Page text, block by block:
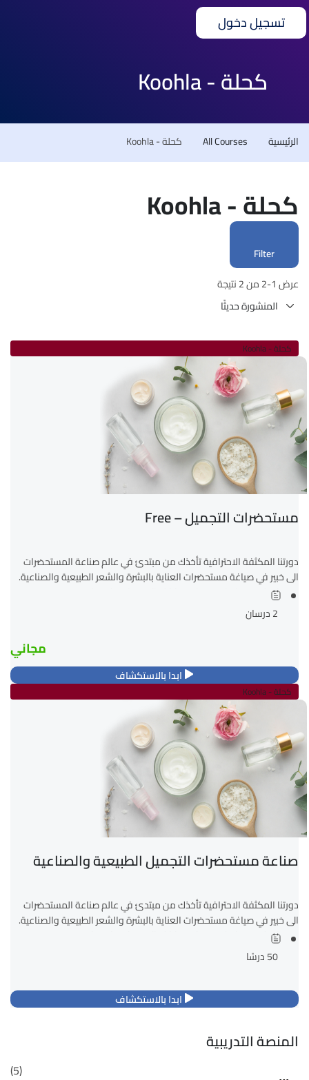
تسجيل دخول
كحلة - Koohla
الرئيسية All Courses كحلة - Koohla
كحلة - Koohla
Filter
عرض 1-2 من 2 نتيجة
كحلة - Koohla
مستحضرات التجميل – Free
دورتنا المكثفة الاحترافية تأخذك من مبتدئ في عالم صناعة المستحضرات
الى خبير في صياغة مستحضرات العناية بالبشرة والشعر الطبيعية والصناعية.
ستساعدك دورتنا على تحويل مهاراتك الى عمل تجاري ناجح سيتسفيد...
2 درسان
مجاني
ابدا بالاستكشاف
كحلة - Koohla
صناعة مستحضرات التجميل الطبيعية والصناعية
دورتنا المكثفة الاحترافية تأخذك من مبتدئ في عالم صناعة المستحضرات
الى خبير في صياغة مستحضرات العناية بالبشرة والشعر الطبيعية والصناعية.
ستساعدك دورتنا على تحويل مهاراتك الى عمل تجاري ناجح سيتسفيد...
50 درسًا
ابدا بالاستكشاف
المنصة التدريبية
(5)